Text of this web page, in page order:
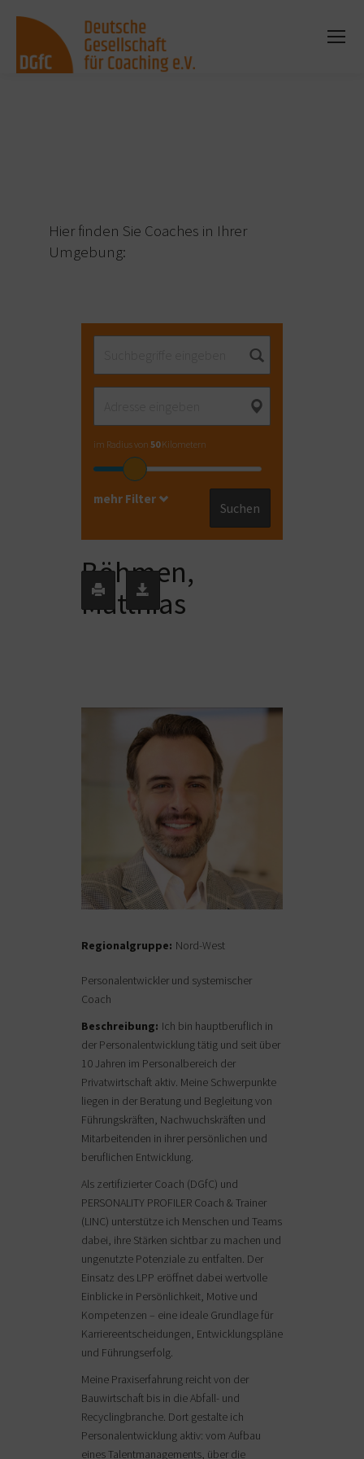
Hier finden Sie Coaches in Ihrer
Umgebung:
im Radius von 50Kilometern
Suchen
mehr Filter
Böhmen,
Matthias
Regionalgruppe: Nord-West
Personalentwickler und systemischer
Coach
Beschreibung: Ich bin hauptberuflich in
der Personalentwicklung tätig und seit über
10 Jahren im Personalbereich der
Privatwirtschaft aktiv. Meine Schwerpunkte
liegen in der Beratung und Begleitung von
Führungskräften, Nachwuchskräften und
Mitarbeitenden in ihrer persönlichen und
beruflichen Entwicklung.
Als zertifizierter Coach (DGfC) und
PERSONALITY PROFILER Coach & Trainer
(LINC) unterstütze ich Menschen und Teams
dabei, ihre Stärken sichtbar zu machen und
ungenutzte Potenziale zu entfalten. Der
Einsatz des LPP eröffnet dabei wertvolle
Einblicke in Persönlichkeit, Motive und
Kompetenzen – eine ideale Grundlage für
Karriereentscheidungen, Entwicklungspläne
und Führungserfolg.
Meine Praxiserfahrung reicht von der
Bauwirtschaft bis in die Abfall- und
Recyclingbranche. Dort gestalte ich
Personalentwicklung aktiv: vom Aufbau
eines Talentmanagements, über die